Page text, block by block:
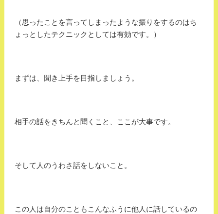
（思ったことを言ってしまったような振りをするのはち
ょっとしたテクニックとしては有効です。）
まずは、聞き上手を目指しましょう。
相手の話をきちんと聞くこと、ここが大事です。
そして人のうわさ話をしないこと。
この人は自分のこともこんなふうに他人に話しているの